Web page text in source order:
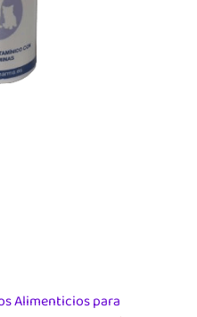
Alimenticios para